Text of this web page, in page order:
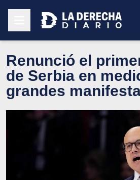
Renunció el
de Serbia en
grandes